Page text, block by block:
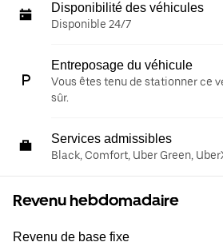
Disponibilité des véhicules
Disponible 24/7
Entreposage du véhicule
Vous êtes tenu de stationner ce
sûr.
Services admissibles
Black, Comfort, Uber Green,
Revenu hebdomadaire
Revenu de base fixe